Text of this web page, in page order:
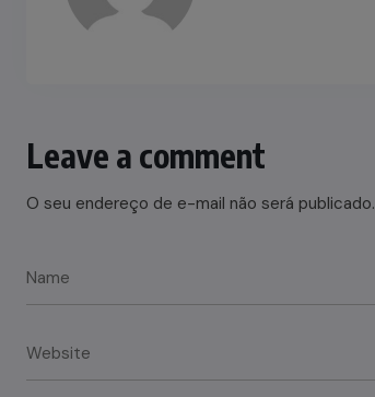
Leave a comment
O seu endereço de e-mail não será publicado.